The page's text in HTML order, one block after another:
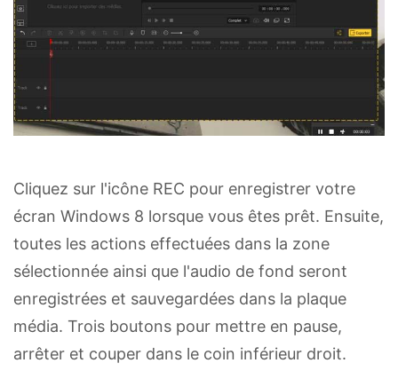
Cliquez sur l'icône REC pour enregistrer votre
écran Windows 8 lorsque vous êtes prêt. Ensuite,
toutes les actions effectuées dans la zone
sélectionnée ainsi que l'audio de fond seront
enregistrées et sauvegardées dans la plaque
média. Trois boutons pour mettre en pause,
arrêter et couper dans le coin inférieur droit.